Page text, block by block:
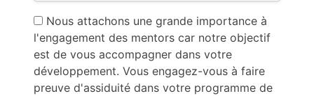
Nous attachons une grande importance à
l'engagement des mentors car notre objectif
est de vous accompagner dans votre
développement. Vous engagez-vous à faire
preuve d'assiduité dans votre programme de